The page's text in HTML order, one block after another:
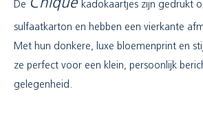
De Chique kadokaartjes zijn gedrukt
sulfaatkarton en hebben een vierkante
Met hun donkere, luxe bloemenprint en
ze perfect voor een klein, persoonlijk
gelegenheid.